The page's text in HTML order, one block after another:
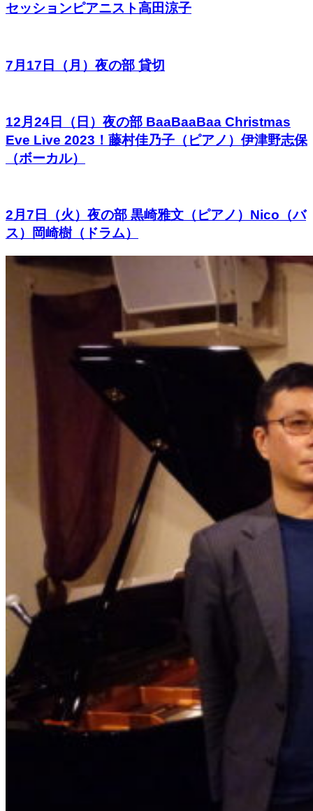
セッションピアニスト高田涼子
7月17日（月）夜の部 貸切
12月24日（日）夜の部 BaaBaaBaa Christmas
Eve Live 2023！藤村佳乃子（ピアノ）伊津野志保
（ボーカル）
2月7日（火）夜の部 黒崎雅文（ピアノ）Nico（バ
ス）岡崎樹（ドラム）